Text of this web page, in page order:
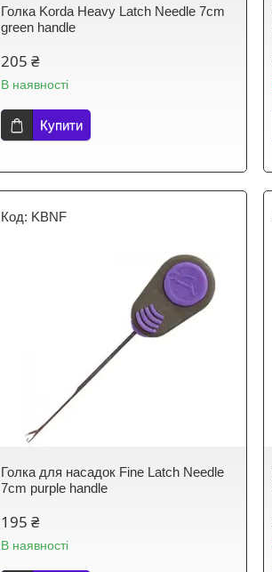
Голка Korda Heavy Latch Needle 7cm
green handle
205 ₴
В наявності
Купити
KBNF
Голка для насадок Fine Latch Needle
7cm purple handle
195 ₴
В наявності